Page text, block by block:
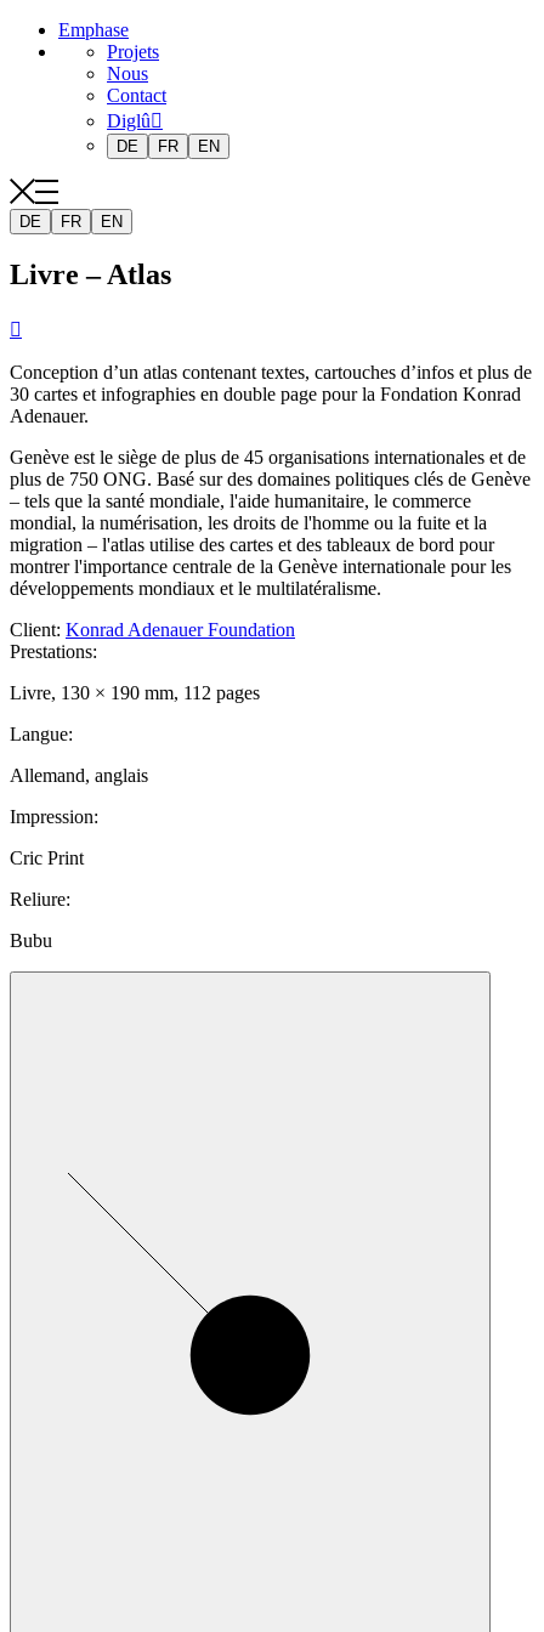
Emphase
Projets
Nous
Contact
Diglû
DE FR EN
DE FR EN
Livre – Atlas

Conception d’un atlas contenant textes, cartouches d’infos et plus de
30 cartes et infographies en double page pour la Fondation Konrad
Adenauer.
Genève est le siège de plus de 45 organisations internationales et de
plus de 750 ONG. Basé sur des domaines politiques clés de Genève
– tels que la santé mondiale, l'aide humanitaire, le commerce
mondial, la numérisation, les droits de l'homme ou la fuite et la
migration – l'atlas utilise des cartes et des tableaux de bord pour
montrer l'importance centrale de la Genève internationale pour les
développements mondiaux et le multilatéralisme.
Client: Konrad Adenauer Foundation
Prestations:
Livre, 130 × 190 mm, 112 pages
Langue:
Allemand, anglais
Impression:
Cric Print
Reliure:
Bubu